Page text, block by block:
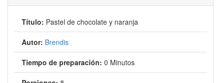
Título: Pastel de chocolate y naranja
Autor: Brendis
Tiempo de preparación: 0 Minutos